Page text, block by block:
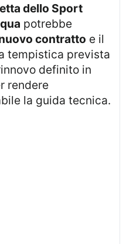
dello Sport
potrebbe
contratto e il
tempistica prevista
definito in
rendere
la guida tecnica.